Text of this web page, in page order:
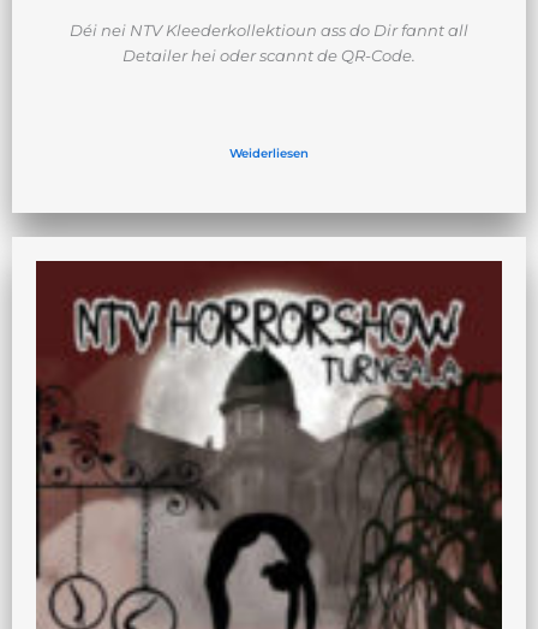
Déi nei NTV Kleederkollektioun ass do Dir fannt all
Detailer hei oder scannt de QR-Code.
Weiderliesen